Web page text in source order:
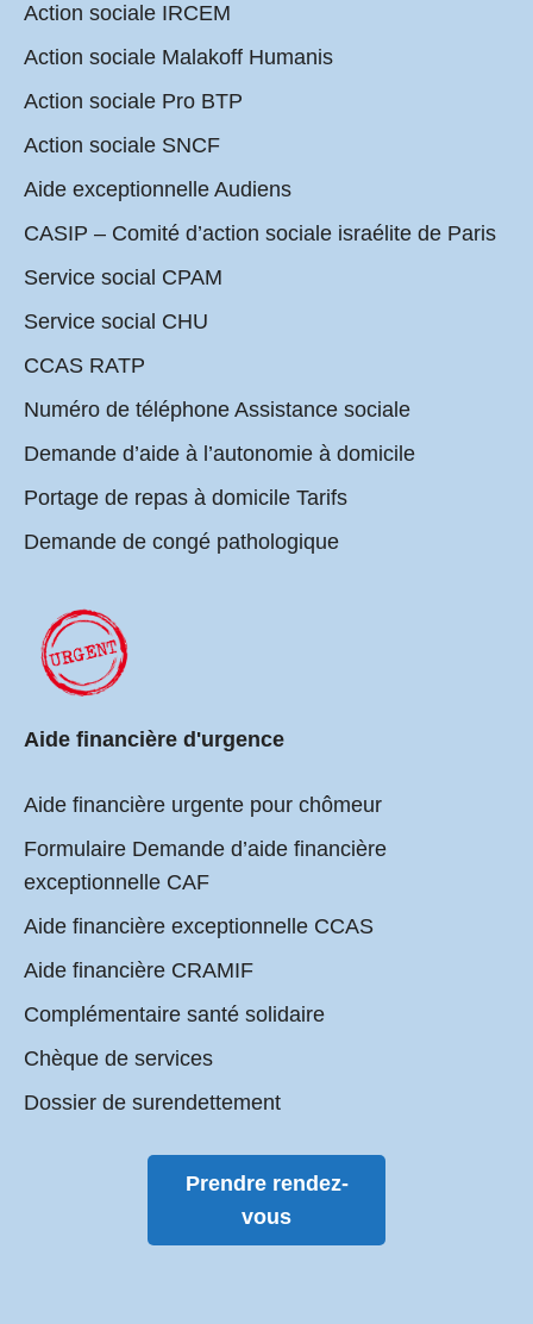
Action sociale IRCEM
Action sociale Malakoff Humanis
Action sociale Pro BTP
Action sociale SNCF
Aide exceptionnelle Audiens
CASIP – Comité d’action sociale israélite de Paris
Service social CPAM
Service social CHU
CCAS RATP
Numéro de téléphone Assistance sociale
Demande d’aide à l’autonomie à domicile
Portage de repas à domicile Tarifs
Demande de congé pathologique
Aide financière d'urgence
Aide financière urgente pour chômeur
Formulaire Demande d’aide financière
exceptionnelle CAF
Aide financière exceptionnelle CCAS
Aide financière CRAMIF
Complémentaire santé solidaire
Chèque de services
Dossier de surendettement
Prendre rendez-
vous